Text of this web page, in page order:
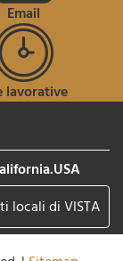
Email
lavorative
locali di VISTA